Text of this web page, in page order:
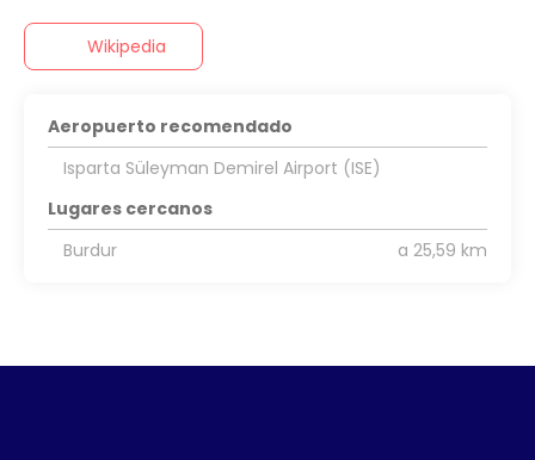
Wikipedia
Aeropuerto recomendado
Isparta Süleyman Demirel Airport (ISE)
Lugares cercanos
Burdur
a 25,59 km